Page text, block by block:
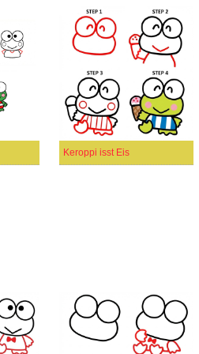
Keroppi isst Eis